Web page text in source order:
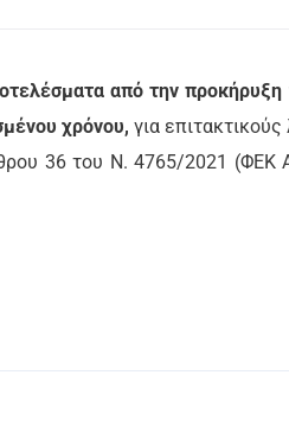
από την προκήρυξη
χρόνου, για
36 του Ν. 4765/2021 (ΦΕΚ